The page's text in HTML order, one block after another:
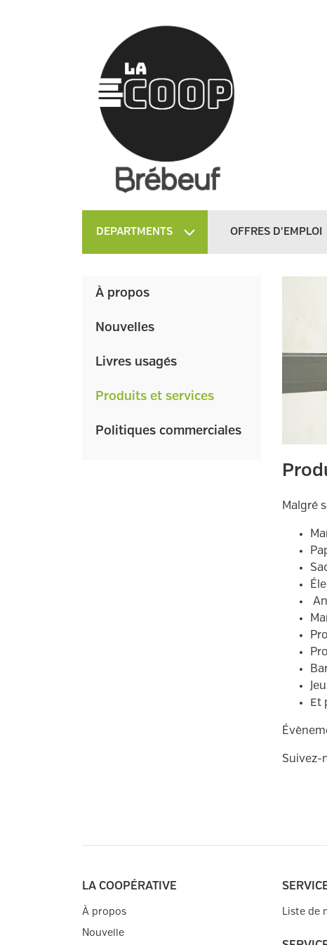
DEPARTMENTS OFFRES D'EMPLOI
À propos
Nouvelles
Livres usagés
Produits et services
Politiques commerciales
Malgré
Et
Suivez-
LA COOPÉRATIVE
À propos
Nouvelle
Liste de